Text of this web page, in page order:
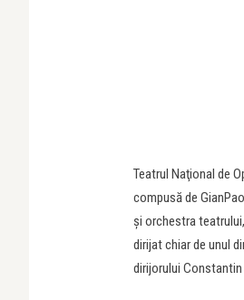
Teatrul Naţional de
compusă de
și orchestra
dirijat chiar de unul
dirijorului Constantin